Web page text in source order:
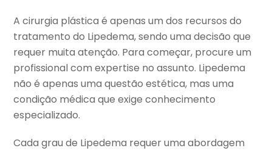
A cirurgia plástica é apenas um dos recursos do
tratamento do Lipedema, sendo uma decisão que
requer muita atenção. Para começar, procure um
profissional com expertise no assunto. Lipedema
não é apenas uma questão estética, mas uma
condição médica que exige conhecimento
especializado.
Cada grau de Lipedema requer uma abordagem